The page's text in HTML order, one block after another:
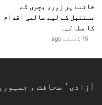
خاتمے پر زور، بچوں کے
مستقبل کے لیے عالمی اقدام
کا مطالبہ
15 گھنٹے ago
آزادیٴ صحافت ،